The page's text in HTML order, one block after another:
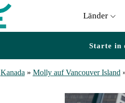
Länder
Starte in
Kanada » Molly auf Vancouver Island